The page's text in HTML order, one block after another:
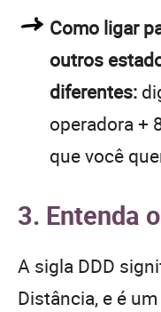
Como ligar
outros
diferentes:
operadora +
que você
3. Entenda
A sigla DDD
Distância, e é